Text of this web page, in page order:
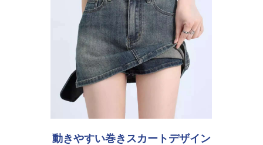
動きやすい巻きスカートデザイン